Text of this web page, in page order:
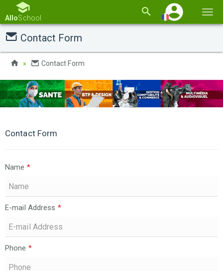
la
AlloSchool
Contact Form
Contact Form
Contact Form
Name *
E-mail Address *
Phone *